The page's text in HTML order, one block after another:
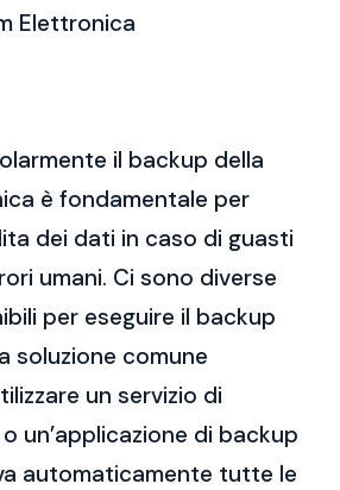
Elettronica
il backup della
è fondamentale per
dei dati in caso di guasti
umani. Ci sono diverse
per eseguire il backup
soluzione comune
un servizio di
un’applicazione di backup
automaticamente tutte le